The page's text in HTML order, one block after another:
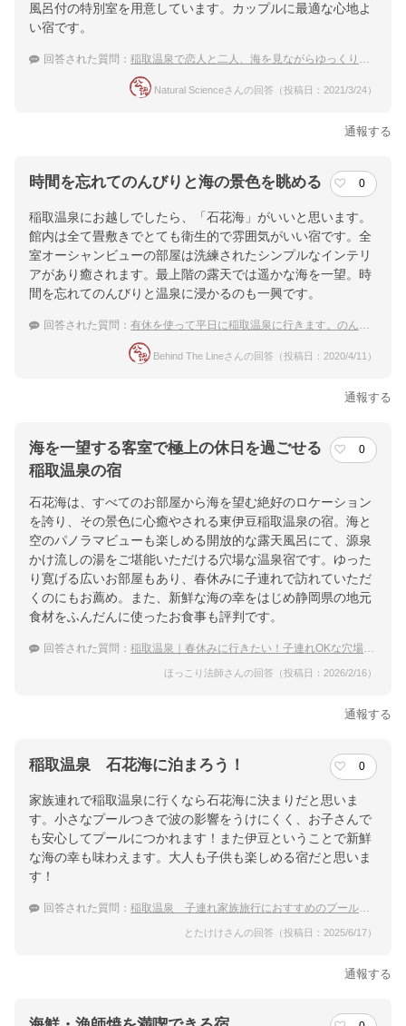
風呂付の特別室を用意しています。カップルに最適な心地よ
い宿です。
回答された質問： 稲取温泉で恋人と二人、海を見ながらゆっくりとできるお宿を探しています。
Natural Scienceさんの回答（投稿日：2021/3/24）
通報する
時間を忘れてのんびりと海の景色を眺める 0
稲取温泉にお越しでしたら、「石花海」がいいと思います。
館内は全て畳敷きでとても衛生的で雰囲気がいい宿です。全
室オーシャンビューの部屋は洗練されたシンプルなインテリ
アがあり癒されます。最上階の露天では遥かな海を一望。時
間を忘れてのんびりと温泉に浸かるのも一興です。
回答された質問： 有休を使って平日に稲取温泉に行きます。のんびりできる露天風呂のある宿を教えてください。
Behind The Lineさんの回答（投稿日：2020/4/11）
通報する
海を一望する客室で極上の休日を過ごせる
稲取温泉の宿
0
石花海は、すべてのお部屋から海を望む絶好のロケーション
を誇り、その景色に心癒やされる東伊豆稲取温泉の宿。海と
空のパノラマビューも楽しめる開放的な露天風呂にて、源泉
かけ流しの湯をご堪能いただける穴場な温泉宿です。ゆった
り寛げる広いお部屋もあり、春休みに子連れで訪れていただ
くのにもお薦め。また、新鮮な海の幸をはじめ静岡県の地元
食材をふんだんに使ったお食事も評判です。
回答された質問： 稲取温泉｜春休みに行きたい！子連れOKな穴場の宿のおすすめは？
ほっこり法師さんの回答（投稿日：2026/2/16）
通報する
稲取温泉 石花海に泊まろう！ 0
家族連れで稲取温泉に行くなら石花海に決まりだと思いま
す。小さなプールつきで波の影響をうけにくく、お子さんで
も安心してプールにつかれます！また伊豆ということで新鮮
な海の幸も味わえます。大人も子供も楽しめる宿だと思いま
す！
回答された質問： 稲取温泉 子連れ家族旅行におすすめのプールがあるホテル
とたけけさんの回答（投稿日：2025/6/17）
通報する